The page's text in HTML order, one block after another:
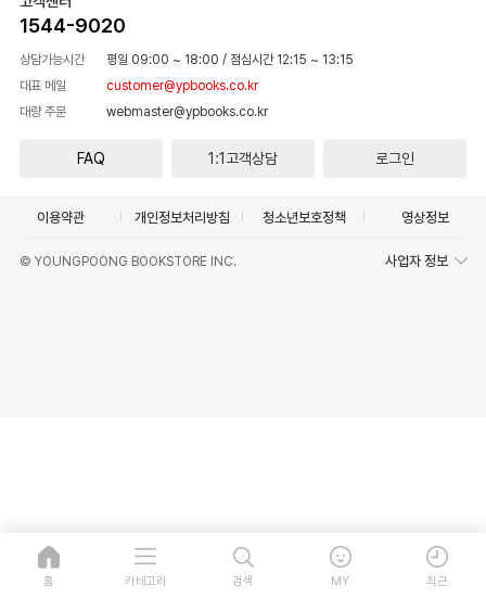
1544-9020
상담가능시간 평일 09:00 ~ 18:00 / 점심시간 12:15 ~ 13:15
대표 메일
customer@ypbooks.co.kr
대량 주문
webmaster@ypbooks.co.kr
FAQ 1:1고객상담 로그인
이용약관 개인정보처리방침 청소년보호정책 영상정보
© YOUNGPOONG BOOKSTORE INC. 사업자 정보
홈 카테고리 검색 MY 최근